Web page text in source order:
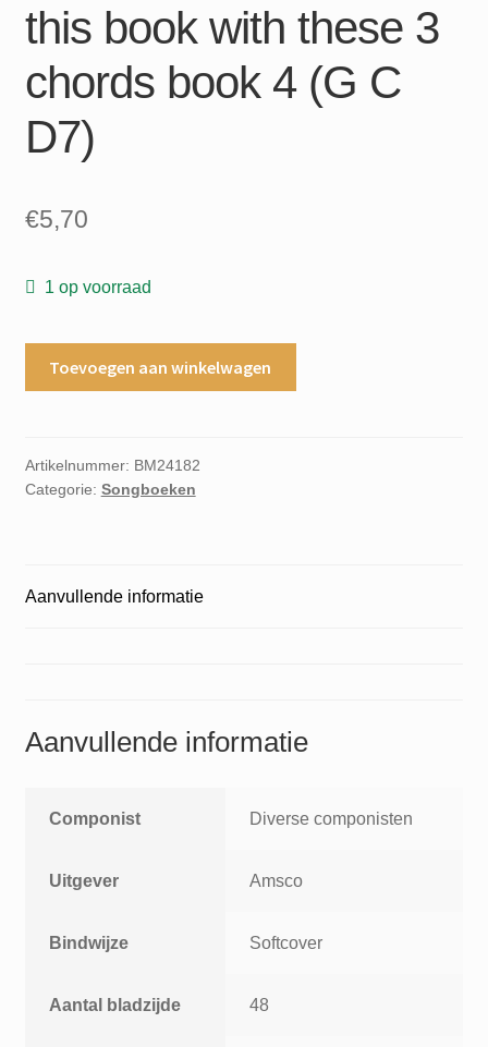
this book with these 3
chords book 4 (G C
D7)
€5,70
1 op voorraad
in
this
3
C
Toevoegen aan winkelwagen
Artikelnummer: BM24182
Categorie: Songboeken
Aanvullende informatie
Aanvullende informatie
Componist Diverse componisten
Uitgever Amsco
Bindwijze Softcover
Aantal bladzijde 48